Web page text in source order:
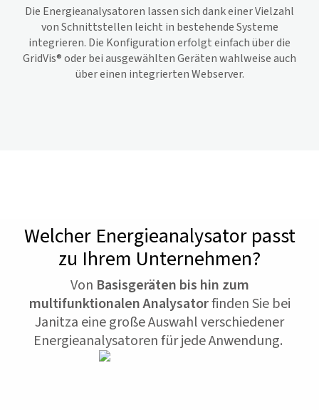
Die Energieanalysatoren lassen sich dank einer Vielzahl
von Schnittstellen leicht in bestehende Systeme
integrieren. Die Konfiguration erfolgt einfach über die
GridVis® oder bei ausgewählten Geräten wahlweise auch
über einen integrierten Webserver.
Welcher Energieanalysator passt
zu Ihrem Unternehmen?
Von Basisgeräten bis hin zum
multifunktionalen Analysatorfinden Sie bei
Janitza eine große Auswahl verschiedener
Energieanalysatoren für jede Anwendung.